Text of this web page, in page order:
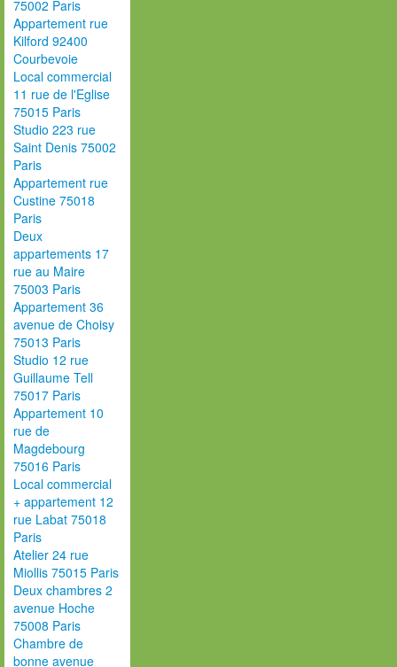
75002 Paris
Appartement rue
Kilford 92400
Courbevoie
Local commercial
11 rue de l'Eglise
75015 Paris
Studio 223 rue
Saint Denis 75002
Paris
Appartement rue
Custine 75018
Paris
Deux
appartements 17
rue au Maire
75003 Paris
Appartement 36
avenue de Choisy
75013 Paris
Studio 12 rue
Guillaume Tell
75017 Paris
Appartement 10
rue de
Magdebourg
75016 Paris
Local commercial
+ appartement 12
rue Labat 75018
Paris
Atelier 24 rue
Miollis 75015 Paris
Deux chambres 2
avenue Hoche
75008 Paris
Chambre de
bonne avenue